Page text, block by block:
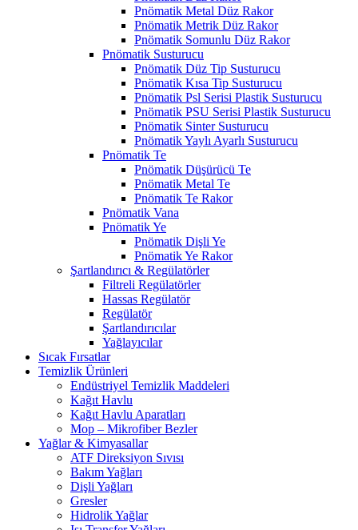
Pnömatik Metal Düz Rakor
Pnömatik Metrik Düz Rakor
Pnömatik Somunlu Düz Rakor
Pnömatik Susturucu
Pnömatik Düz Tip Susturucu
Pnömatik Kısa Tip Susturucu
Pnömatik Psl Serisi Plastik Susturucu
Pnömatik PSU Serisi Plastik Susturucu
Pnömatik Sinter Susturucu
Pnömatik Yaylı Ayarlı Susturucu
Pnömatik Te
Pnömatik Düşürücü Te
Pnömatik Metal Te
Pnömatik Te Rakor
Pnömatik Vana
Pnömatik Ye
Pnömatik Dişli Ye
Pnömatik Ye Rakor
Şartlandırıcı & Regülatörler
Filtreli Regülatörler
Hassas Regülatör
Regülatör
Şartlandırıcılar
Yağlayıcılar
Sıcak Fırsatlar
Temizlik Ürünleri
Endüstriyel Temizlik Maddeleri
Kağıt Havlu
Kağıt Havlu Aparatları
Mop – Mikrofiber Bezler
Yağlar & Kimyasallar
ATF Direksiyon Sıvısı
Bakım Yağları
Dişli Yağları
Gresler
Hidrolik Yağlar